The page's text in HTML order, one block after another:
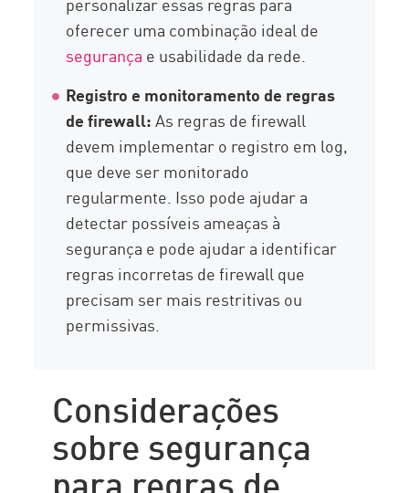
oferecer uma combinação ideal de
segurança e usabilidade da rede.
Registro e monitoramento de regras
de firewall:As regras de firewall
devem implementar o registro em log,
que deve ser monitorado
regularmente. Isso pode ajudar a
detectar possíveis ameaças à
segurança e pode ajudar a identificar
regras incorretas de firewall que
precisam ser mais restritivas ou
permissivas.
Considerações
sobre segurança
para regras de